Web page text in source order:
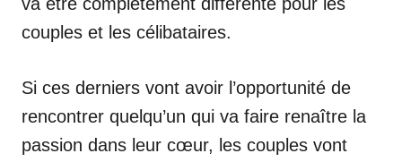
couples et les célibataires.
Si ces derniers vont avoir l’opportunité de
rencontrer quelqu’un qui va faire renaître la
passion dans leur cœur, les couples vont